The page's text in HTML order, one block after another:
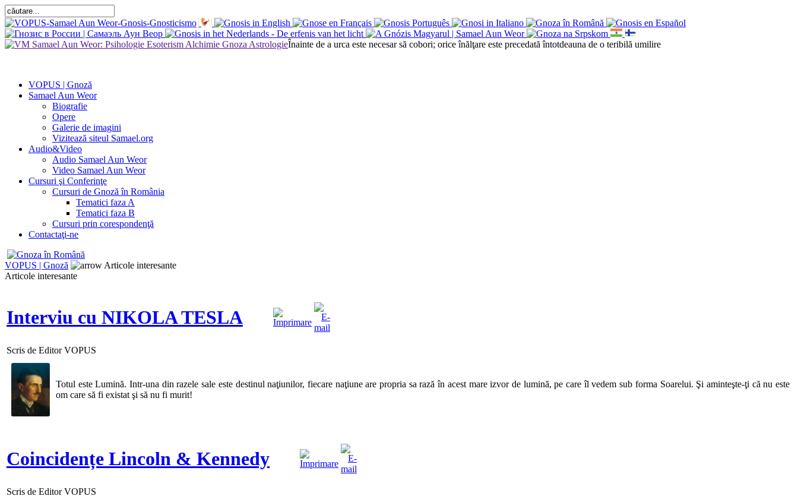
Înainte de a urca este necesar să cobori; orice înălţare este precedată întotdeauna de o teribilă umilire
VOPUS | Gnoză
Samael Aun Weor
Biografie
Opere
Galerie de imagini
Vizitează siteul Samael.org
Audio&Video
Audio Samael Aun Weor
Video Samael Aun Weor
Cursuri şi Conferinţe
Cursuri de Gnoză în România
Tematici faza A
Tematici faza B
Cursuri prin corespondenţă
Contactaţi-ne
VOPUS | Gnoză
Articole interesante
Articole interesante
Interviu cu NIKOLA TESLA
Scris de Editor VOPUS
Totul este Lumină. Intr-una din razele sale este destinul naţiunilor, fiecare naţiune are propria sa rază în acest mare izvor de lumină, pe care îl vedem sub forma Soarelui. Şi aminteşte-ţi că nu este
om care să fi existat şi să nu fi murit!
Coincidențe Lincoln & Kennedy
Scris de Editor VOPUS